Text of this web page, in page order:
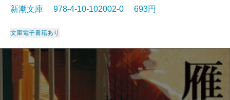
新潮文庫 978-4-10-102002-0 693円
文庫電子書籍あり